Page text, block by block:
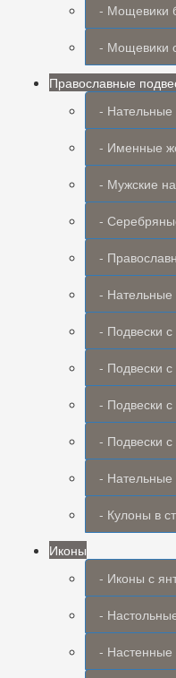
- Мощевики
- Мощевики
Православные
- Нательные
- Именные
- Мужские
-
-
- Нательные
- Подвески с
- Подвески
- Подвески
- Подвески
- Нательные
- Кулоны в
Иконы
- Иконы с
-
- Настенные